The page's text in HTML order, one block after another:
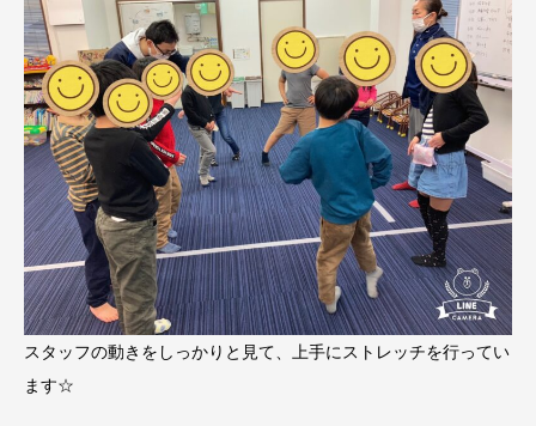
スタッフの動きをしっかりと見て、上手にストレッチを行ってい
ます☆